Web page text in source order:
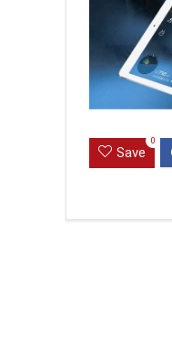
Save
0